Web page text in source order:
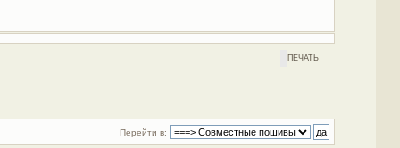
ПЕЧАТЬ
Перейти в: